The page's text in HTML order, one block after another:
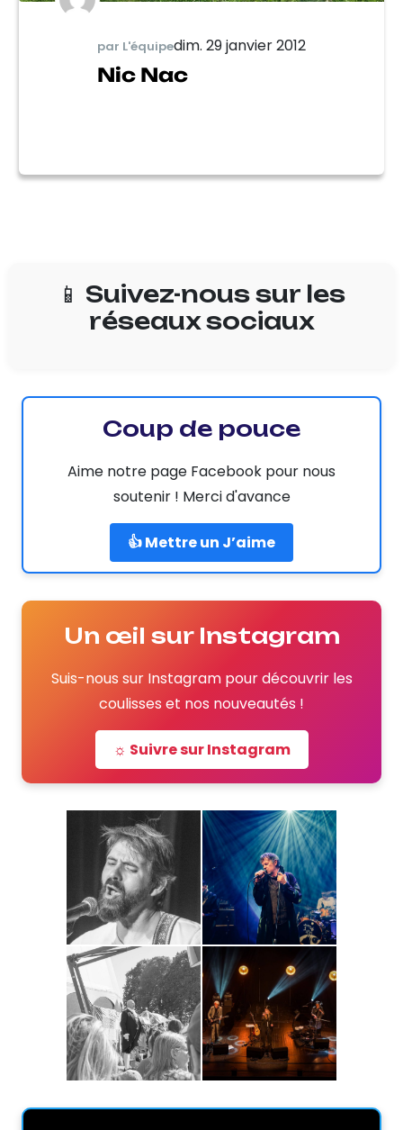
par L'équipedim. 29 janvier 2012
Nic Nac
📱 Suivez-nous sur les
réseaux sociaux
Coup de pouce
Aime notre page Facebook pour nous
soutenir ! Merci d'avance
👍 Mettre un J’aime
Un œil sur Instagram
Suis-nous sur Instagram pour découvrir les
coulisses et nos nouveautés !
☼ Suivre sur Instagram